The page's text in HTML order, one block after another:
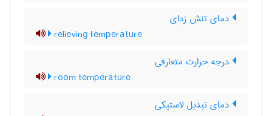
دمای تنش زدای
relieving temperature
درجه حرارت متعارفی
room temperature
دمای تبدیل لاستیکی